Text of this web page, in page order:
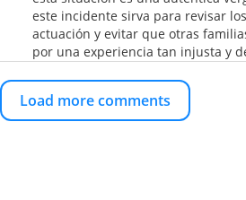
este incidente sirva para revisar
actuación y evitar que otras
por una experiencia tan injusta y
Load more comments